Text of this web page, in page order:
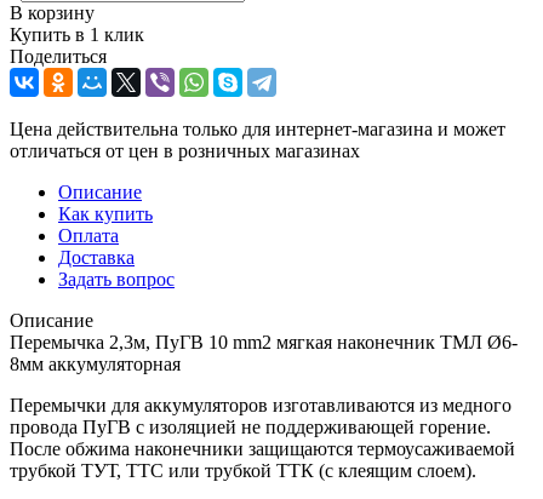
В корзину
Купить в 1 клик
Поделиться
Цена действительна только для интернет-магазина и может
отличаться от цен в розничных магазинах
Описание
Как купить
Оплата
Доставка
Задать вопрос
Описание
Перемычка 2,3м, ПуГВ 10 mm2 мягкая наконечник ТМЛ Ø6-
8мм аккумуляторная
Перемычки для аккумуляторов изготавливаются из медного
провода ПуГВ с изоляцией не поддерживающей горение.
После обжима наконечники защищаются термоусаживаемой
трубкой ТУТ, ТТС или трубкой ТТК (с клеящим слоем).